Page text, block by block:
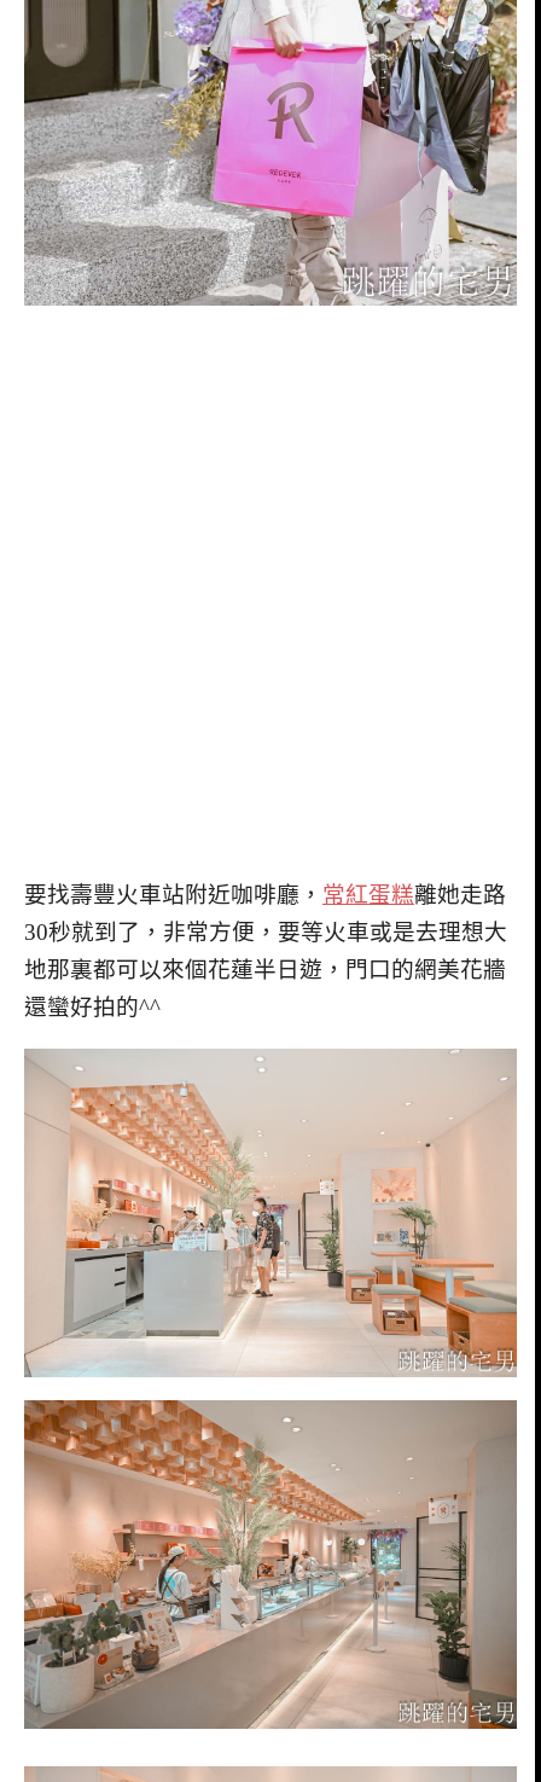
要找壽豐火車站附近咖啡廳， 常紅蛋糕離她走路
30秒就到了，非常方便，要等火車或是去理想大
地那裏都可以來個花蓮半日遊，門口的網美花牆
還蠻好拍的^^